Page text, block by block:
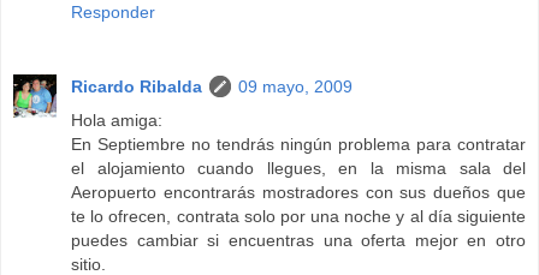
Responder
Ricardo Ribalda
09 mayo, 2009
Hola amiga:
En Septiembre no tendrás ningún problema para contratar
el alojamiento cuando llegues, en la misma sala del
Aeropuerto encontrarás mostradores con sus dueños que
te lo ofrecen, contrata solo por una noche y al día siguiente
puedes cambiar si encuentras una oferta mejor en otro
sitio.